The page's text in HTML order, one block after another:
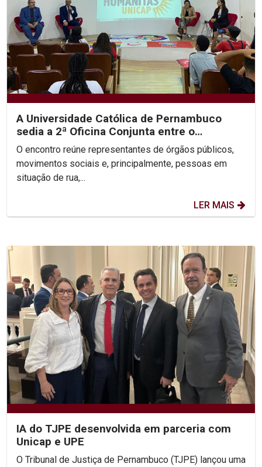
A Universidade Católica de Pernambuco
sedia a 2ª Oficina Conjunta entre o
Ministério Público, a...
O encontro reúne representantes de órgãos públicos,
movimentos sociais e, principalmente, pessoas em
situação de rua,...
LER MAIS
IA do TJPE desenvolvida em parceria com
Unicap e UPE
O Tribunal de Justiça de Pernambuco (TJPE) lançou uma